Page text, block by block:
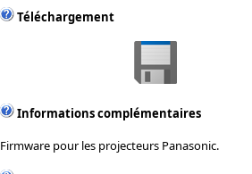
Téléchargement
Informations complémentaires
Firmware pour les projecteurs Panasonic.